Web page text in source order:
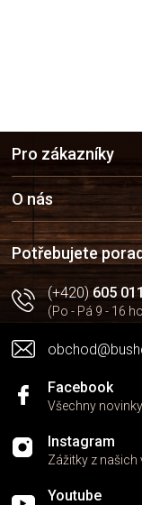
a
t
í
Pro zákazníky
O nás
Potřebujete
(+420)605
(Po - Pá 9 - 16
Facebook
Všechny
Instagram
Zážitky z našich
Youtube